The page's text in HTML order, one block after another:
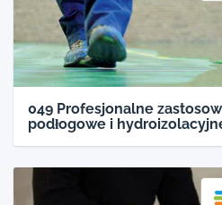
049 Profesjonalne
podłogowe i